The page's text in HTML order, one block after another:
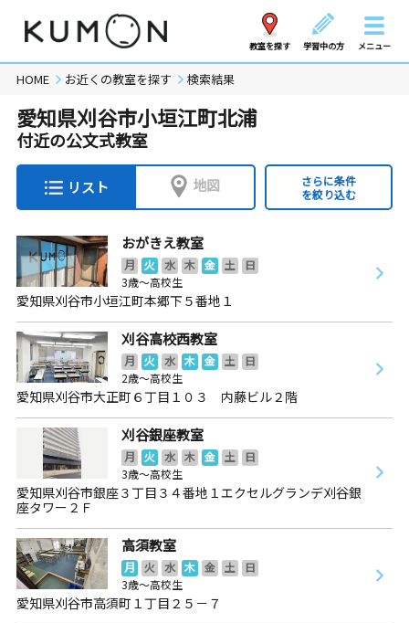
教室を探す 学習中の方 メニュー
HOME お近くの教室を探す 検索結果
愛知県刈谷市小垣江町北浦
付近の公文式教室
リスト 地図
さらに条件
を絞り込む
おがきえ教室
月 火 水 木 金 土
日
3歳～高校生
愛知県刈谷市小垣江町本郷下５番地１
刈谷高校西教室
月 火 水 木 金 土
日
2歳～高校生
愛知県刈谷市大正町６丁目１０３ 内藤ビル２階
刈谷銀座教室
月 火 水 木 金 土
日
3歳～高校生
愛知県刈谷市銀座３丁目３４番地１エクセルグランデ刈谷銀
座タワー２Ｆ
高須教室
月 火 水 木 金 土
日
3歳～高校生
愛知県刈谷市高須町１丁目２５－７